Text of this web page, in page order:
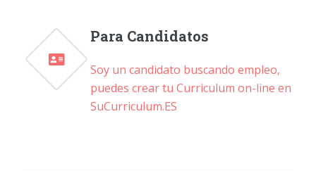
Para Candidatos
Soy un candidato buscando empleo,
puedes crear tu Curriculum on-line en
SuCurriculum.ES